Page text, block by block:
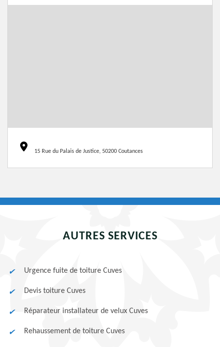
15 Rue du Palais de Justice, 50200 Coutances
AUTRES SERVICES
Urgence fuite de toiture Cuves
Devis toiture Cuves
Réparateur installateur de velux Cuves
Rehaussement de toiture Cuves